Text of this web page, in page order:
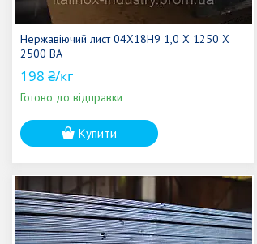
Нержавіючий лист 04Х18Н9 1,0 Х 1250 Х
2500 ВА
198 ₴/кг
Готово до відправки
Купити